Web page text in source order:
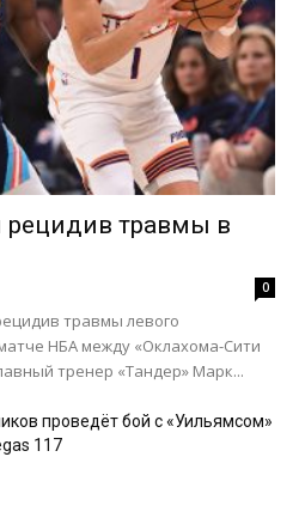
травмы в
0
травмы левого
НБА между «Оклахома-Сити
тренер «Тандер» Марк...
проведёт бой с «Уильямсом»
117